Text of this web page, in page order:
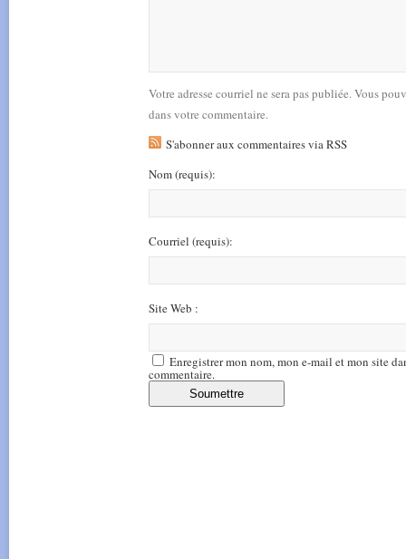
Votre adresse courriel ne sera pas publiée. Vous
dans votre commentaire.
S'abonner aux commentaires via RSS
Nom(requis):
Courriel (requis):
Site Web :
Enregistrer mon nom, mon e-mail et mon site
commentaire.